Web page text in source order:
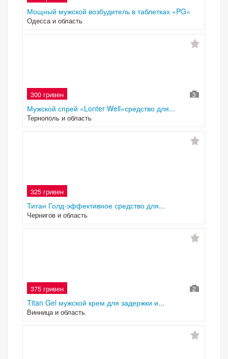
Мощный мужской возбудитель в таблетках «PG»
Одесса и область
300 гривен 3
Мужской спрей «Lonter Well»средство для...
Тернополь и область
325 гривен
Титан Голд-эффективное средство для...
Чернигов и область
375 гривен 2
Titan Gel мужской крем для задержки и...
Винница и область